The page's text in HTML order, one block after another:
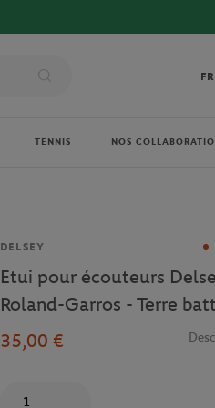
FR
TENNIS NOS
Marque
DELSEY
Etui pour écouteurs
Roland-Garros - Terre
35,00 €